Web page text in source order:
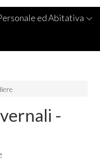
ed Abitativa
-